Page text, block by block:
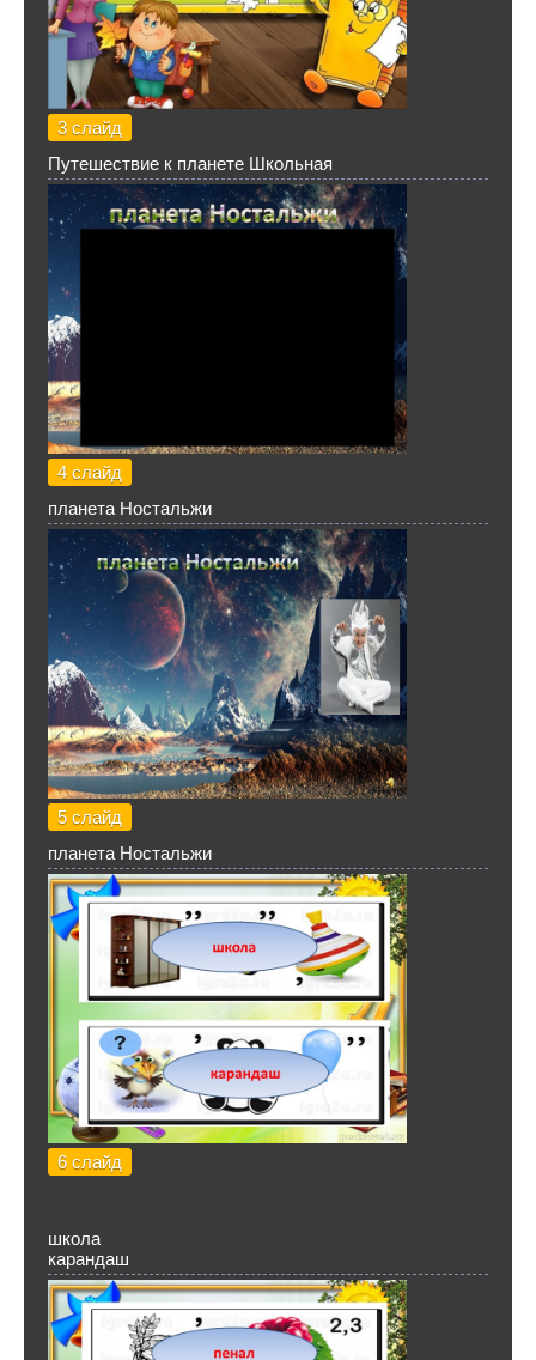
3 слайд
Путешествие к планете Школьная
4 слайд
планета Ностальжи
5 слайд
планета Ностальжи
6 слайд
школа
карандаш